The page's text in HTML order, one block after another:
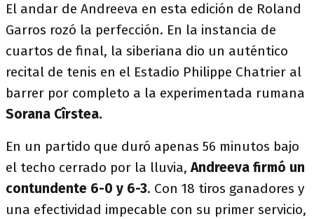
El andar de Andreeva en esta edición de Roland
Garros rozó la perfección. En la instancia de
cuartos de final, la siberiana dio un auténtico
recital de tenis en el Estadio Philippe Chatrier al
barrer por completo a la experimentada rumana
Sorana Cîrstea.
En un partido que duró apenas 56 minutos bajo
el techo cerrado por la lluvia, Andreeva firmó un
contundente 6-0 y 6-3. Con 18 tiros ganadores y
una efectividad impecable con su primer servicio,